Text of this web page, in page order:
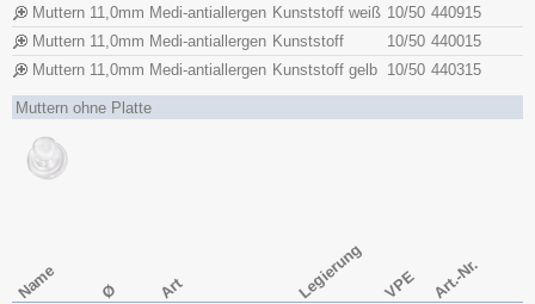
Muttern 11,0mm Medi-antiallergen Kunststoff weiß 10/50 440915
Muttern 11,0mm Medi-antiallergen Kunststoff 10/50 440015
Muttern 11,0mm Medi-antiallergen Kunststoff gelb 10/50 440315
Muttern ohne Platte
Name Ø Art Legierung VPE Art.-Nr.